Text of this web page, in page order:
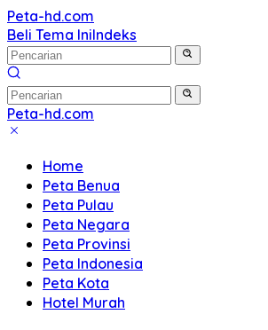
Langsung
ke
konten
Peta-hd.com
Kumpulan
Gambar
Peta
HD
Beli Tema IniIndeks
Peta-hd.com
Kumpulan
Peta
HD
Home
Peta Benua
Peta Pulau
Peta Negara
Peta Provinsi
Peta Indonesia
Peta Kota
Hotel Murah